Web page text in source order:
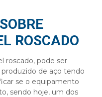
ROSCADO
roscado, pode ser
de aço tendo
se o equipamento
sendo hoje, um dos